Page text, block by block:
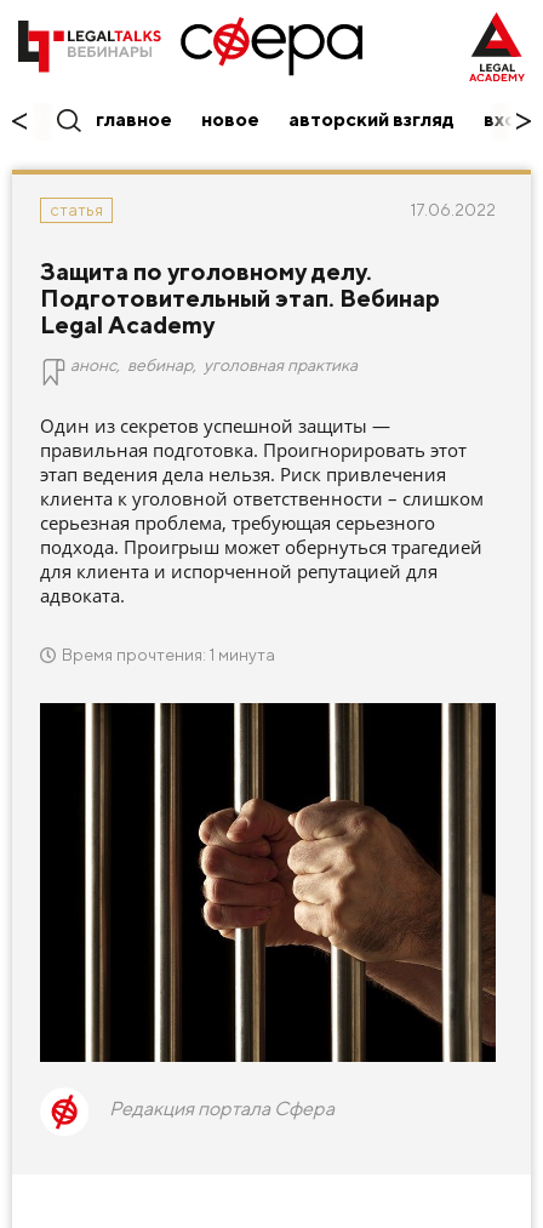
главное новое авторский взгляд вход/
статья 17.06.2022
Защита по уголовному делу.
Подготовительный этап. Вебинар
Legal Academy
анонс, вебинар, уголовная практика
Один из секретов успешной защиты —
правильная подготовка. Проигнорировать этот
этап ведения дела нельзя. Риск привлечения
клиента к уголовной ответственности – слишком
серьезная проблема, требующая серьезного
подхода. Проигрыш может обернуться трагедией
для клиента и испорченной репутацией для
адвоката.
Время прочтения: 1 минута
Редакция портала Сфера